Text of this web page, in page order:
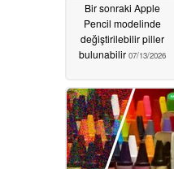
Bir sonraki Apple
Pencil modelinde
değiştirilebilir piller
bulunabilir 07/13/2026